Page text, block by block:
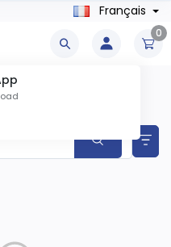
Français
0